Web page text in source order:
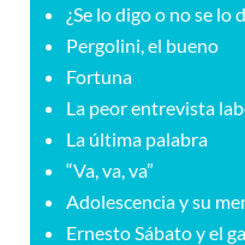
¿Se lo digo o no se lo
Pergolini, el bueno
Fortuna
La peor entrevista
La última palabra
“Va, va, va”
Adolescencia y su
Ernesto Sábato y el